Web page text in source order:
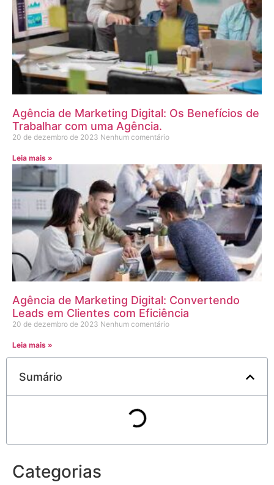
Agência de Marketing Digital: Os Benefícios de
Trabalhar com uma Agência.
20 de dezembro de 2023 Nenhum comentário
Leia mais »
Agência de Marketing Digital: Convertendo
Leads em Clientes com Eficiência
20 de dezembro de 2023 Nenhum comentário
Leia mais »
Sumário
Categorias